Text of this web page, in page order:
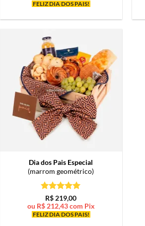
FELIZ DIA DOS PAIS!
Dia dos Pais Especial
(marrom geométrico)
Avaliação5
de 5
R$ 219,00
ou R$212,43com Pix
FELIZ DIA DOS PAIS!